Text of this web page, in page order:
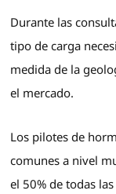
Durante las
tipo de carga
medida de la
el mercado.
Los pilotes de
comunes a nivel
el 50% de todas